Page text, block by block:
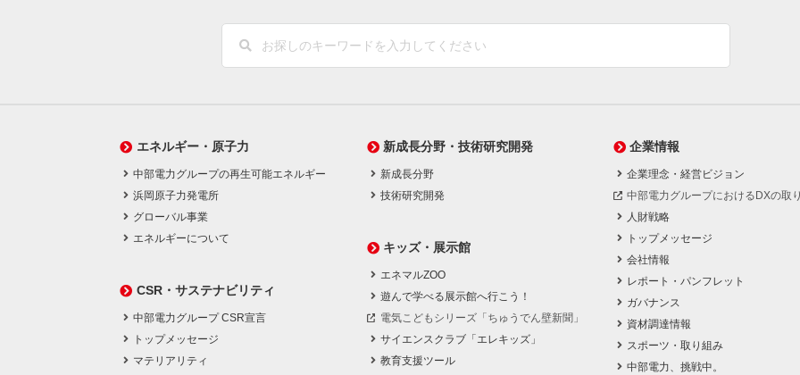
エネルギー・原子力
中部電力グループの再生可能エネルギー
浜岡原子力発電所
グローバル事業
エネルギーについて
CSR・サステナビリティ
中部電力グループ CSR宣言
トップメッセージ
マテリアリティ
新成長分野・技術研究開発
新成長分野
技術研究開発
キッズ・展示館
エネマルZOO
遊んで学べる展示館へ行こう！
電気こどもシリーズ「ちゅうでん壁新聞」
サイエンスクラブ「エレキッズ」
教育支援ツール
企業情報
企業理念・経営ビジョン
中部電力グループにおけるDXの取
人財戦略
トップメッセージ
会社情報
レポート・パンフレット
ガバナンス
資材調達情報
スポーツ・取り組み
中部電力、挑戦中。